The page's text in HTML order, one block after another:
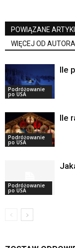
POWIĄZANE
WIĘCEJ OD AUTORA
Podróżowanie
po USA
Ile
Podróżowanie
po USA
Ile
Podróżowanie
po USA